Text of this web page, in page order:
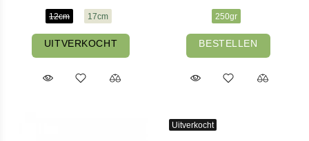
12cm 17cm
UITVERKOCHT
250gr
BESTELLEN
Uitverkocht